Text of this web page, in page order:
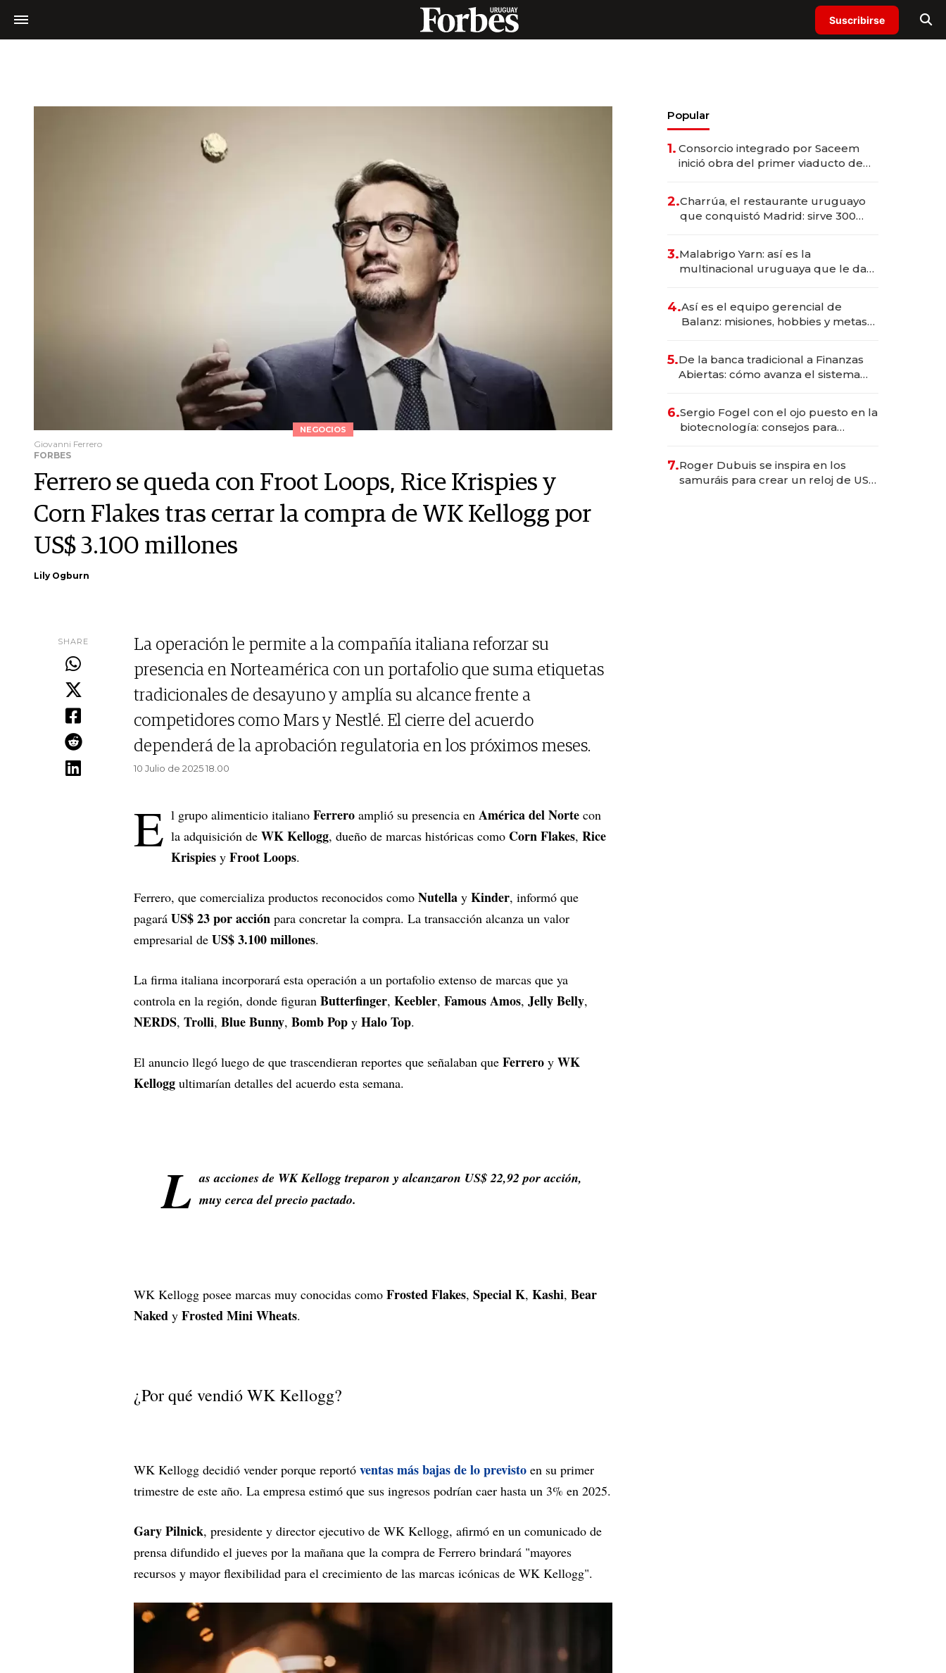
Suscribirse
NEGOCIOS
Giovanni Ferrero
FORBES
Ferrero se queda con Froot Loops, Rice Krispies y
Corn Flakes tras cerrar la compra de WK Kellogg por
US$ 3.100 millones
Lily Ogburn
SHARE
La operación le permite a la compañía italiana reforzar su
presencia en Norteamérica con un portafolio que suma etiquetas
tradicionales de desayuno y amplía su alcance frente a
competidores como Mars y Nestlé. El cierre del acuerdo
dependerá de la aprobación regulatoria en los próximos meses.
10 Julio de 2025 18.00
E l grupo alimenticio italiano Ferrero amplió su presencia en América del Norte con
la adquisición de WK Kellogg, dueño de marcas históricas como Corn Flakes, Rice
Krispies y Froot Loops.
Ferrero, que comercializa productos reconocidos como Nutella y Kinder, informó que
pagará US$ 23 por acción para concretar la compra. La transacción alcanza un valor
empresarial de US$ 3.100 millones.
La firma italiana incorporará esta operación a un portafolio extenso de marcas que ya
controla en la región, donde figuran Butterfinger, Keebler, Famous Amos, Jelly Belly,
NERDS, Trolli, Blue Bunny, Bomb Pop y Halo Top.
El anuncio llegó luego de que trascendieran reportes que señalaban que Ferrero y WK
Kellogg ultimarían detalles del acuerdo esta semana.
L as acciones de WK Kellogg treparon y alcanzaron US$ 22,92 por acción,
muy cerca del precio pactado.
WK Kellogg posee marcas muy conocidas como Frosted Flakes, Special K, Kashi, Bear
Naked y Frosted Mini Wheats.
¿Por qué vendió WK Kellogg?
WK Kellogg decidió vender porque reportó ventas más bajas de lo previsto en su primer
trimestre de este año. La empresa estimó que sus ingresos podrían caer hasta un 3% en 2025.
Gary Pilnick, presidente y director ejecutivo de WK Kellogg, afirmó en un comunicado de
prensa difundido el jueves por la mañana que la compra de Ferrero brindará "mayores
recursos y mayor flexibilidad para el crecimiento de las marcas icónicas de WK Kellogg".
Popular
1. Consorcio integrado por Saceem
inició obra del primer viaducto de
millones
2.Charrúa, el restaurante uruguayo
que conquistó Madrid: sirve 300
prepara apertura
3.Malabrigo Yarn: así es la
multinacional uruguaya que le da
4.Así es el equipo gerencial de
Balanz: misiones, hobbies y metas
5.De la banca tradicional a Finanzas
Abiertas: cómo avanza el sistema
6.Sergio Fogel con el ojo puesto en la
biotecnología: consejos para
7.Roger Dubuis se inspira en los
samuráis para crear un reloj de US$